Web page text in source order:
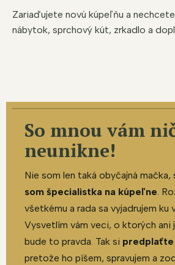
Zariaďujete novú kúpeľňu a
nábytok, sprchový kút, zrkadlo a
So mnou vám
neunikne!
Nie som len taká obyčajná
som špecialistka na kúpeľne.
všetkému a rada sa vyjadrujem ku
Vysvetlím vám veci, o ktorých ani
bude to pravda. Tak si
pretože ho píšem, spravujem a